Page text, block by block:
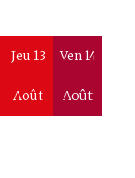
Jeu 13
Août
Ven 14
Août